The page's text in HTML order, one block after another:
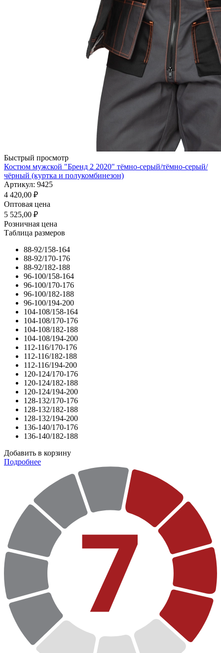
Быстрый просмотр
Костюм мужской "Бренд 2 2020" тёмно-серый/тёмно-серый/
чёрный (куртка и полукомбинезон)
Артикул: 9425
4 420,00 ₽
Оптовая цена
5 525,00 ₽
Розничная цена
Таблица размеров
88-92/158-164
88-92/170-176
88-92/182-188
96-100/158-164
96-100/170-176
96-100/182-188
96-100/194-200
104-108/158-164
104-108/170-176
104-108/182-188
104-108/194-200
112-116/170-176
112-116/182-188
112-116/194-200
120-124/170-176
120-124/182-188
120-124/194-200
128-132/170-176
128-132/182-188
128-132/194-200
136-140/170-176
136-140/182-188
Добавить в корзину
Подробнее